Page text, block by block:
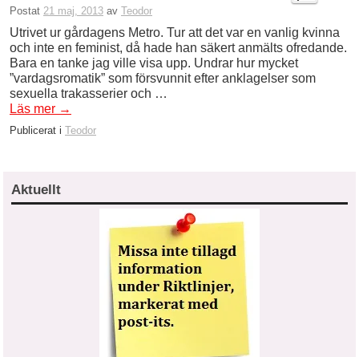
Postat 21 maj, 2013 av Teodor
Utrivet ur gårdagens Metro. Tur att det var en vanlig kvinna
och inte en feminist, då hade han säkert anmälts ofredande.
Bara en tanke jag ville visa upp. Undrar hur mycket
”vardagsromatik” som försvunnit efter anklagelser som
sexuella trakasserier och …
Läs mer →
Publicerat i Teodor
Aktuellt